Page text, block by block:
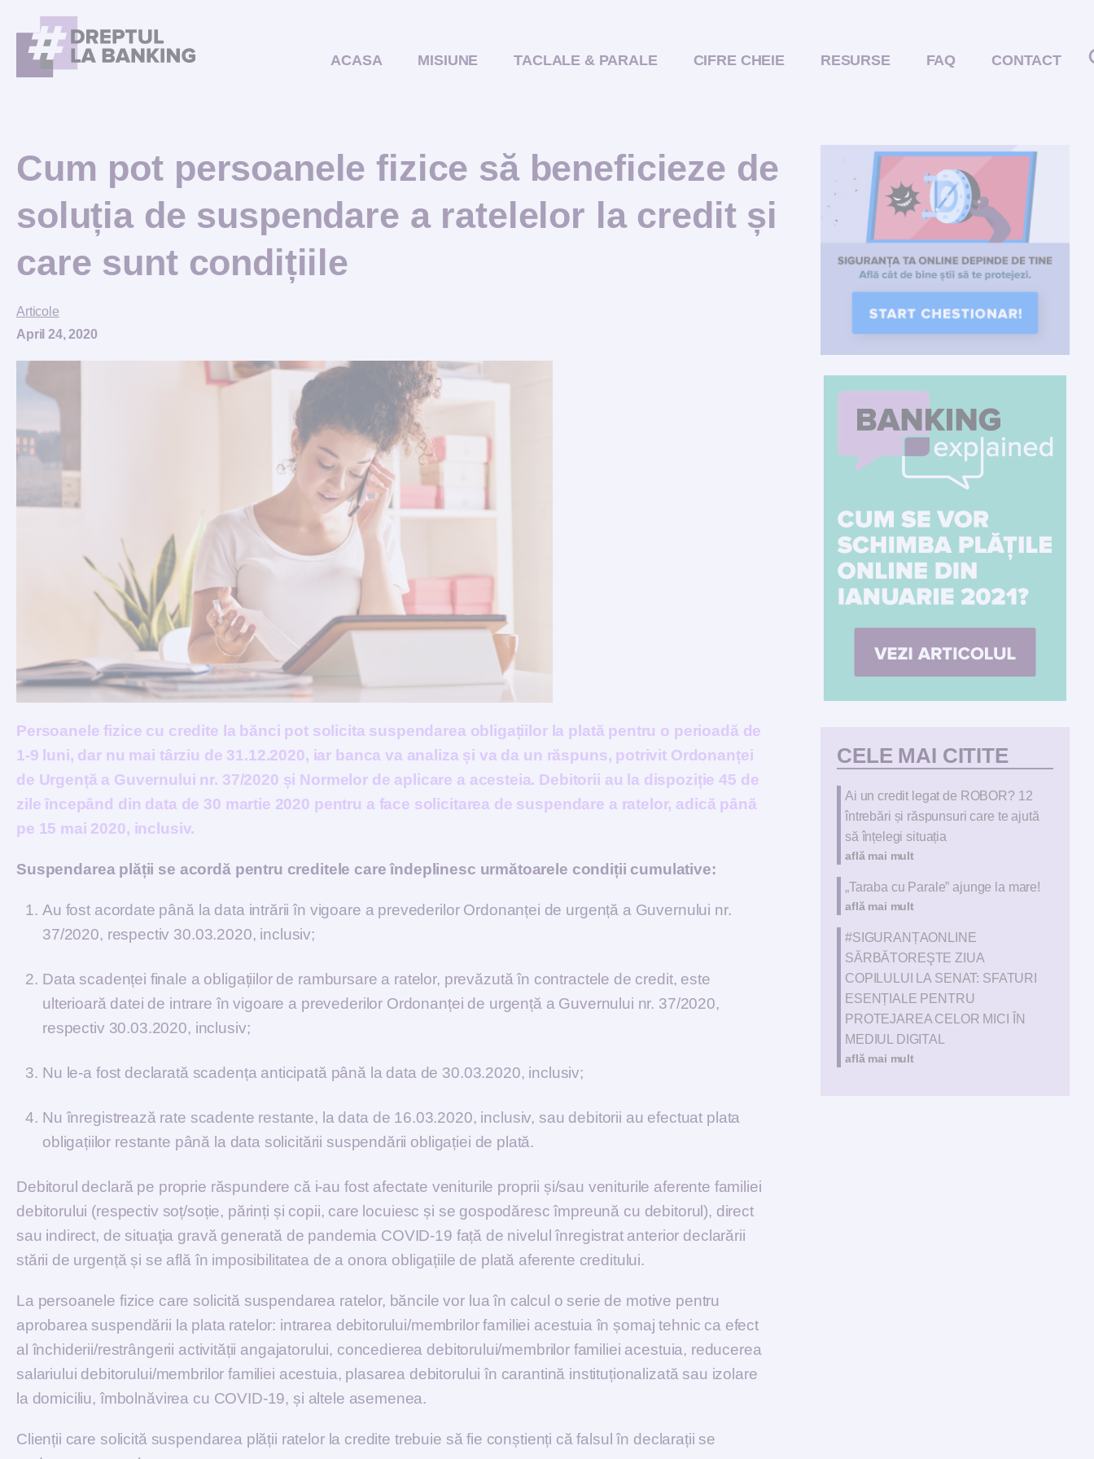
ACASA MISIUNE TACLALE & PARALE CIFRE CHEIE RESURSE FAQ CONTACT
Cum pot persoanele fizice să beneficieze de
soluția de suspendare a ratelelor la credit și
care sunt condițiile
Articole
April 24, 2020
Persoanele fizice cu credite la bănci pot solicita suspendarea obligațiilor la plată pentru o perioadă de
1-9 luni, dar nu mai târziu de 31.12.2020, iar banca va analiza și va da un răspuns, potrivit Ordonanței
de Urgență a Guvernului nr. 37/2020 și Normelor de aplicare a acesteia. Debitorii au la dispoziție 45 de
zile începând din data de 30 martie 2020 pentru a face solicitarea de suspendare a ratelor, adică până
pe 15 mai 2020, inclusiv.
Suspendarea plății se acordă pentru creditele care îndeplinesc următoarele condiții cumulative:
Au fost acordate până la data intrării în vigoare a prevederilor Ordonanței de urgență a Guvernului nr.
37/2020, respectiv 30.03.2020, inclusiv;
Data scadenței finale a obligațiilor de rambursare a ratelor, prevăzută în contractele de credit, este
ulterioară datei de intrare în vigoare a prevederilor Ordonanței de urgență a Guvernului nr. 37/2020,
respectiv 30.03.2020, inclusiv;
Nu le-a fost declarată scadența anticipată până la data de 30.03.2020, inclusiv;
Nu înregistrează rate scadente restante, la data de 16.03.2020, inclusiv, sau debitorii au efectuat plata
obligațiilor restante până la data solicitării suspendării obligației de plată.
Debitorul declară pe proprie răspundere că i-au fost afectate veniturile proprii și/sau veniturile aferente familiei
debitorului (respectiv soț/soție, părinți și copii, care locuiesc și se gospodăresc împreună cu debitorul), direct
sau indirect, de situaţia gravă generată de pandemia COVID-19 față de nivelul înregistrat anterior declarării
stării de urgență și se află în imposibilitatea de a onora obligațiile de plată aferente creditului.
La persoanele fizice care solicită suspendarea ratelor, băncile vor lua în calcul o serie de motive pentru
aprobarea suspendării la plata ratelor: intrarea debitorului/membrilor familiei acestuia în șomaj tehnic ca efect
al închiderii/restrângerii activității angajatorului, concedierea debitorului/membrilor familiei acestuia, reducerea
salariului debitorului/membrilor familiei acestuia, plasarea debitorului în carantină instituționalizată sau izolare
la domiciliu, îmbolnăvirea cu COVID-19, și altele asemenea.
Clienții care solicită suspendarea plății ratelor la credite trebuie să fie conștienți că falsul în declarații se
CELE MAI CITITE
Ai un credit legat de ROBOR? 12
întrebări și răspunsuri care te ajută
să înțelegi situația
află mai mult
„Taraba cu Parale” ajunge la mare!
află mai mult
#SIGURANȚAONLINE
SĂRBĂTOREŞTE ZIUA
COPILULUI LA SENAT: SFATURI
ESENȚIALE PENTRU
PROTEJAREA CELOR MICI ÎN
MEDIUL DIGITAL
află mai mult